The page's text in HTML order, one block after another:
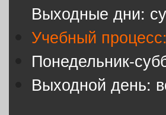
Выходные дни:
Учебный процесс:
Понедельник-
Выходной день: